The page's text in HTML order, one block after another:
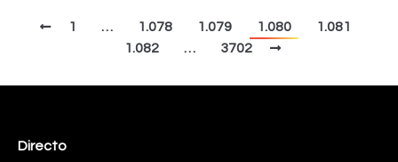
1 … 1.078 1.079 1.080
1.081
1.082
… 3702
Directo